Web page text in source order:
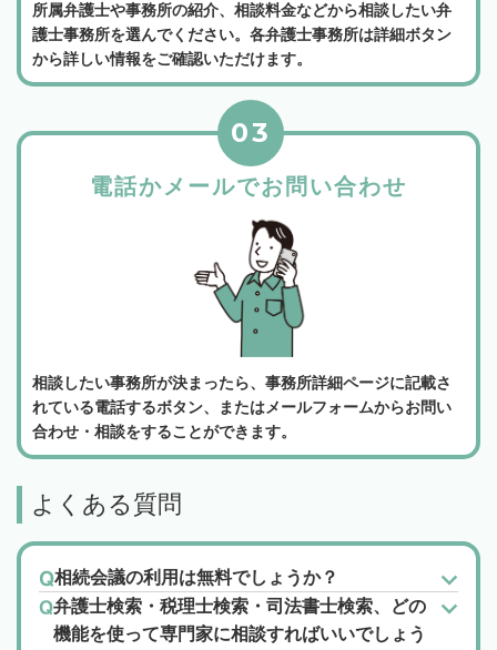
所属弁護士や事務所の紹介、相談料金などから相談したい弁
護士事務所を選んでください。各弁護士事務所は詳細ボタン
から詳しい情報をご確認いただけます。
電話かメールでお問い合わせ
03
相談したい事務所が決まったら、事務所詳細ページに記載さ
れている電話するボタン、またはメールフォームからお問い
合わせ・相談をすることができます。
よくある質問
相続会議の利用は無料でしょうか？
弁護士検索・税理士検索・司法書士検索、どの
機能を使って専門家に相談すればいいでしょう